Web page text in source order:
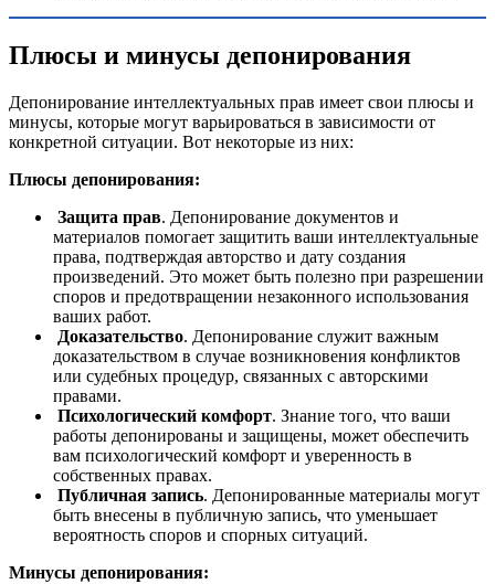
Плюсы и минусы депонирования
Депонирование интеллектуальных прав имеет свои плюсы и
минусы, которые могут варьироваться в зависимости от
конкретной ситуации. Вот некоторые из них:
Плюсы депонирования:
Защита прав. Депонирование документов и
материалов помогает защитить ваши интеллектуальные
права, подтверждая авторство и дату создания
произведений. Это может быть полезно при разрешении
споров и предотвращении незаконного использования
ваших работ.
Доказательство. Депонирование служит важным
доказательством в случае возникновения конфликтов
или судебных процедур, связанных с авторскими
правами.
Психологический комфорт. Знание того, что ваши
работы депонированы и защищены, может обеспечить
вам психологический комфорт и уверенность в
собственных правах.
Публичная запись. Депонированные материалы могут
быть внесены в публичную запись, что уменьшает
вероятность споров и спорных ситуаций.
Минусы депонирования: